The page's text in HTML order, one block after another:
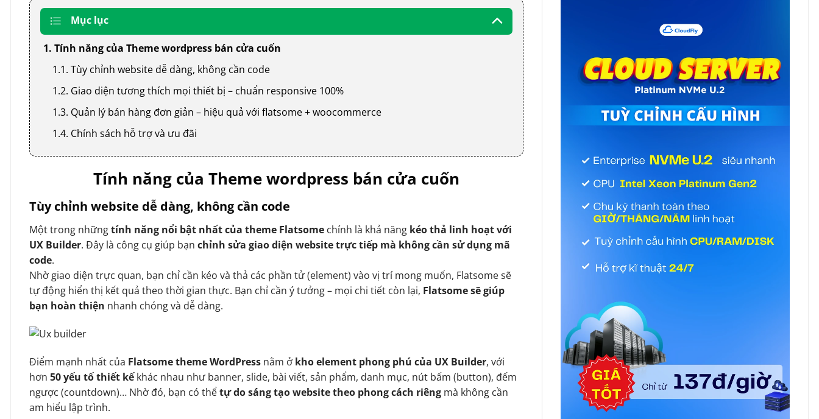
Mục lục
1. Tính năng của Theme wordpress bán cửa cuốn
1.1. Tùy chỉnh website dễ dàng, không cần code
1.2. Giao diện tương thích mọi thiết bị – chuẩn responsive 100%
1.3. Quản lý bán hàng đơn giản – hiệu quả với flatsome + woocommerce
1.4. Chính sách hỗ trợ và ưu đãi
Tính năng của Theme wordpress bán cửa cuốn
Tùy chỉnh website dễ dàng, không cần code
Một trong nhữngtính năng nổi bật nhất của theme Flatsome chính là khả năng kéo thả linh hoạt với
UX Builder. Đây là công cụ giúp bạn chỉnh sửa giao diện website trực tiếp mà không cần sử dụng mã
code.
Nhờ giao diện trực quan, bạn chỉ cần kéo và thả các phần tử (element) vào vị trí mong muốn, Flatsome sẽ
tự động hiển thị kết quả theo thời gian thực. Bạn chỉ cần ý tưởng – mọi chi tiết còn lại, Flatsome sẽ giúp
bạn hoàn thiện nhanh chóng và dễ dàng.
Điểm mạnh nhất của Flatsome theme WordPress nằm ở kho element phong phú của UX Builder, với
hơn 50 yếu tố thiết kếkhác nhau như banner, slide, bài viết, sản phẩm, danh mục, nút bấm (button), đếm
ngược (countdown)… Nhờ đó, bạn có thểtự do sáng tạo website theo phong cách riêng mà không cần
am hiểu lập trình.